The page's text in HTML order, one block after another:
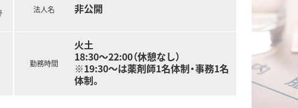
法人名 非公開
勤務時間
火土
18:30～22:00（休憩なし）
※19:30～は薬剤師1名体制・事務1名
体制。